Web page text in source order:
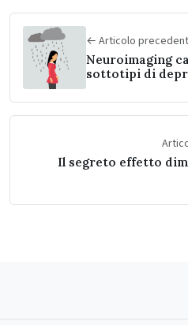
← Articolo
Neuroimaging
sottotipi di
Il segreto effetto